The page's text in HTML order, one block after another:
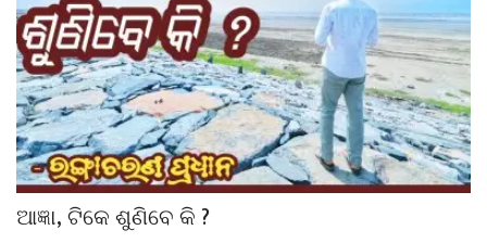
ଆଜ୍ଞା, ଟିକେ ଶୁଣିବେ କି ?